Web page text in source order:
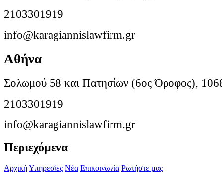
2103301919
info@karagiannislawfirm.gr
Αθήνα
Σολωμού 58 και Πατησίων (6ος Όροφος),
2103301919
info@karagiannislawfirm.gr
Περιεχόμενα
ΑρχικήΥπηρεσίες Νέα Επικοινωνία Ρωτήστε μας